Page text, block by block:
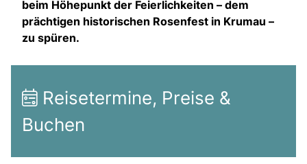
beim Höhepunkt der Feierlichkeiten – dem
prächtigen historischen Rosenfest in Krumau –
zu spüren.
Reisetermine, Preise &
Buchen